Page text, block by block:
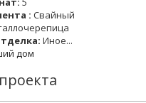
: Свайный
Иное...
дом